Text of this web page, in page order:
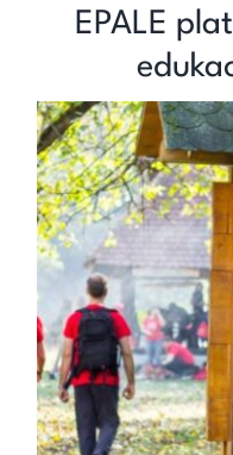
Imaš ideju
Naši projekti
Unapredi znanje
Saznaj
Kontakt
EPALE